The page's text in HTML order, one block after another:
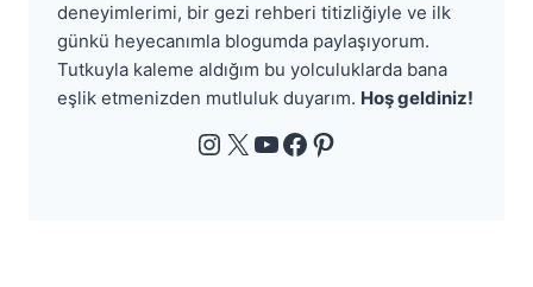
deneyimlerimi, bir gezi rehberi titizliğiyle ve ilk
günkü heyecanımla blogumda paylaşıyorum.
Tutkuyla kaleme aldığım bu yolculuklarda bana
eşlik etmenizden mutluluk duyarım. Hoş geldiniz!
Instagram
X YouTube
Facebook
Pinterest